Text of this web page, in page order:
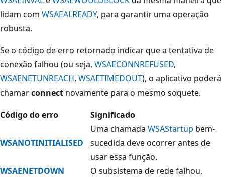
lidam com WSAEALREADY, para garantir uma operação
robusta.
Se o código de erro retornado indicar que a tentativa de
conexão falhou (ou seja, WSAECONNREFUSED,
WSAENETUNREACH, WSAETIMEDOUT), o aplicativo poderá
chamarconnect novamente para o mesmo soquete.
Código do erro
Significado
WSANOTINITIALISED
Uma chamada WSAStartup bem-
sucedida deve ocorrer antes de
usar essa função.
WSAENETDOWN
O subsistema de rede falhou.